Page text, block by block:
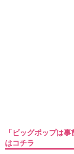
「ビッグポップは
はコチラ